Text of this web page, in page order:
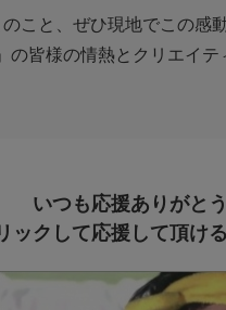
こと、ぜひ現地でこの感
の皆様の情熱とクリエイ
いつも応援ありがと
ックして応援して頂け